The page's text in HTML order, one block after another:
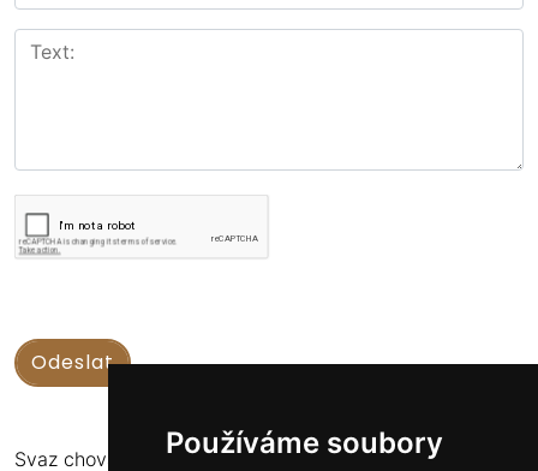
Používáme soubory
Svaz chovatelů koní Kinských